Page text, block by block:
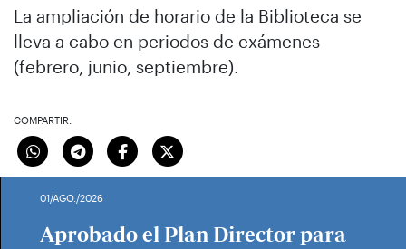
La ampliación de horario de la Biblioteca se
lleva a cabo en periodos de exámenes
(febrero, junio, septiembre).
COMPARTIR:
01/AGO./2026
Aprobado el Plan Director para